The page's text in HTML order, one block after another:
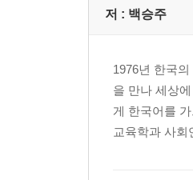
저 : 백승주
1976년 한국
을 만나 세상
게 한국어를
교육학과 사회